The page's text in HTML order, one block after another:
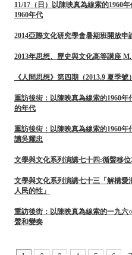
11/17（日）以陳映真為線索的1960
1960年代
2014亞際文化研究學會暑期班開放申
2013年思想、歷史與文化高等講座
《人間思想》第四期（2013.9 夏季號
重訪後街：以陳映真為線索的1960
的年代
重訪後街：以陳映真為線索的1960
讀吳耀忠
文學與文化系列演講七十四:循聲移
文學與文化系列演講七十三「解構
人民的性」
重訪後街：以陳映真為線索的一九
聲和變奏